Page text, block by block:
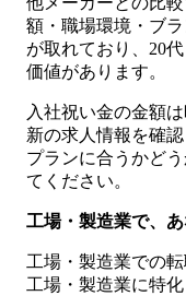
額・職場環境・ブ
が取れており、20
価値があります。
入社祝い金の金額
新の求人情報を確
プランに合うかど
てください。
工場・製造業で、
工場・製造業での
工場・製造業に特